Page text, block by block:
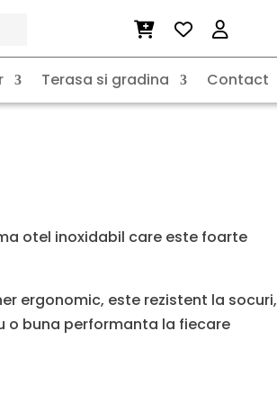
Terasa si gradina Contact
de masa, negru
otel inoxidabil care este foarte
ergonomic, este rezistent la socuri,
o buna performanta la fiecare